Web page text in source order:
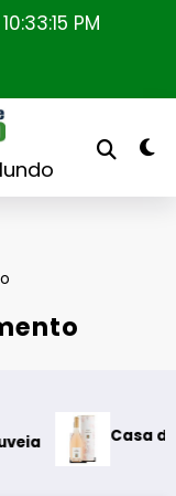
10:33:16 PM
Casa de